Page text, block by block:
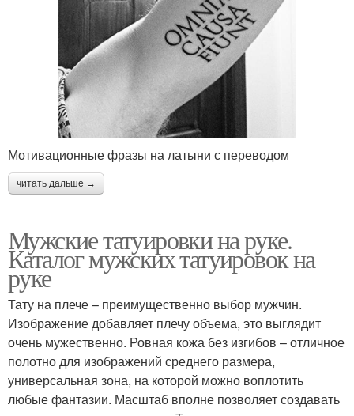
Мотивационные фразы на латыни с переводом
читать дальше →
Мужские татуировки на руке.
Каталог мужских татуировок на
руке
Тату на плече – преимущественно выбор мужчин.
Изображение добавляет плечу объема, это выглядит
очень мужественно. Ровная кожа без изгибов – отличное
полотно для изображений среднего размера,
универсальная зона, на которой можно воплотить
любые фантазии. Масштаб вполне позволяет создавать